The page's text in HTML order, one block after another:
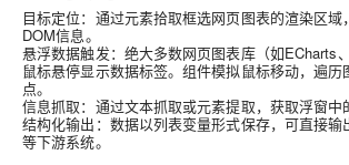
目标定位：通过元素拾取框选网页图表的渲染区域
DOM信息。
悬浮数据触发：绝大多数网页图表库（如ECharts
鼠标悬停显示数据标签。组件模拟鼠标移动，遍历
点。
信息抓取：通过文本抓取或元素提取，获取浮窗中
结构化输出 ：数据以列表变量形式保存，可直接
等下游系统。